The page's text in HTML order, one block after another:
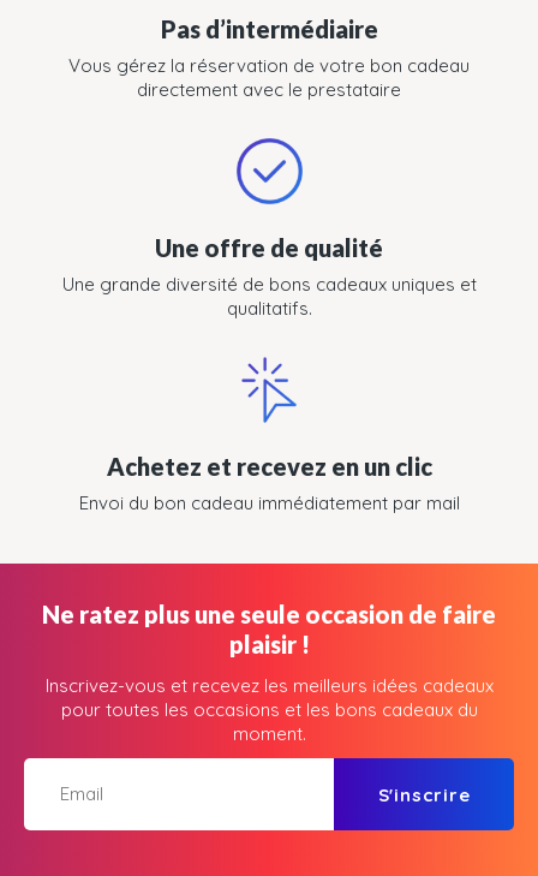
Pas d’intermédiaire
Vous gérez la réservation de votre bon cadeau
directement avec le prestataire
Une offre de qualité
Une grande diversité de bons cadeaux uniques et
qualitatifs.
Achetez et recevez en un clic
Envoi du bon cadeau immédiatement par mail
Ne ratez plus une seule occasion de faire
plaisir !
Inscrivez-vous et recevez les meilleurs idées cadeaux
pour toutes les occasions et les bons cadeaux du
moment.
S'inscrire